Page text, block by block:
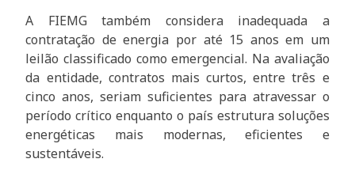
A FIEMG também considera inadequada a
contratação de energia por até 15 anos em um
leilão classificado como emergencial. Na avaliação
da entidade, contratos mais curtos, entre três e
cinco anos, seriam suficientes para atravessar o
período crítico enquanto o país estrutura soluções
energéticas mais modernas, eficientes e
sustentáveis.